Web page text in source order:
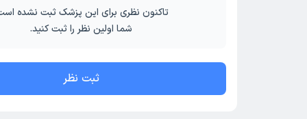
تاکنون نظری برای این پزشک ثبت نشده
شما اولین نظر را ثبت کنید.
ثبت نظر